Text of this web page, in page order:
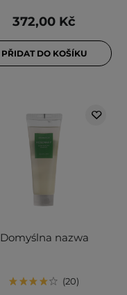
372,00 Kč
PŘIDAT DO KOŠÍKU
Domyślna nazwa
20